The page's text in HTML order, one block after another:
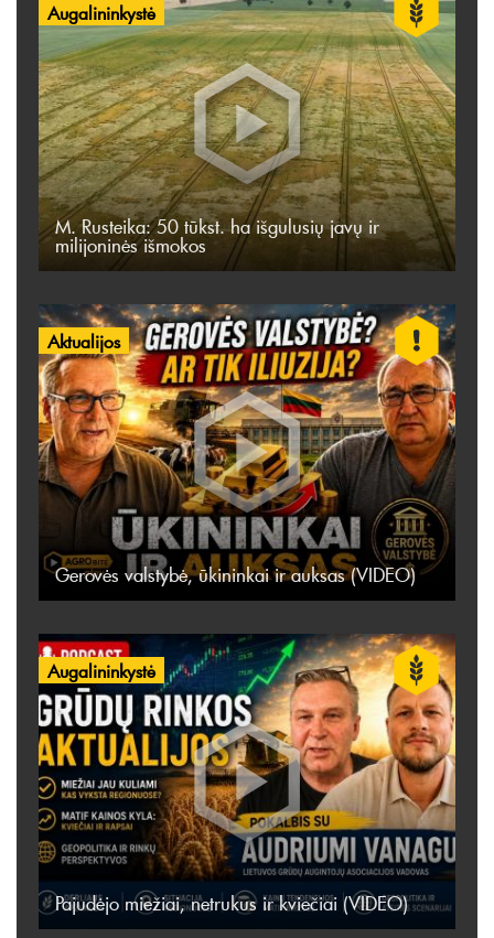
Augalininkystė
M. Rusteika: 50 tūkst. ha išgulusių javų ir
milijoninės išmokos
Aktualijos
Gerovės valstybė, ūkininkai ir auksas (VIDEO)
Augalininkystė
Pajudėjo miežiai, netrukus ir kviečiai (VIDEO)